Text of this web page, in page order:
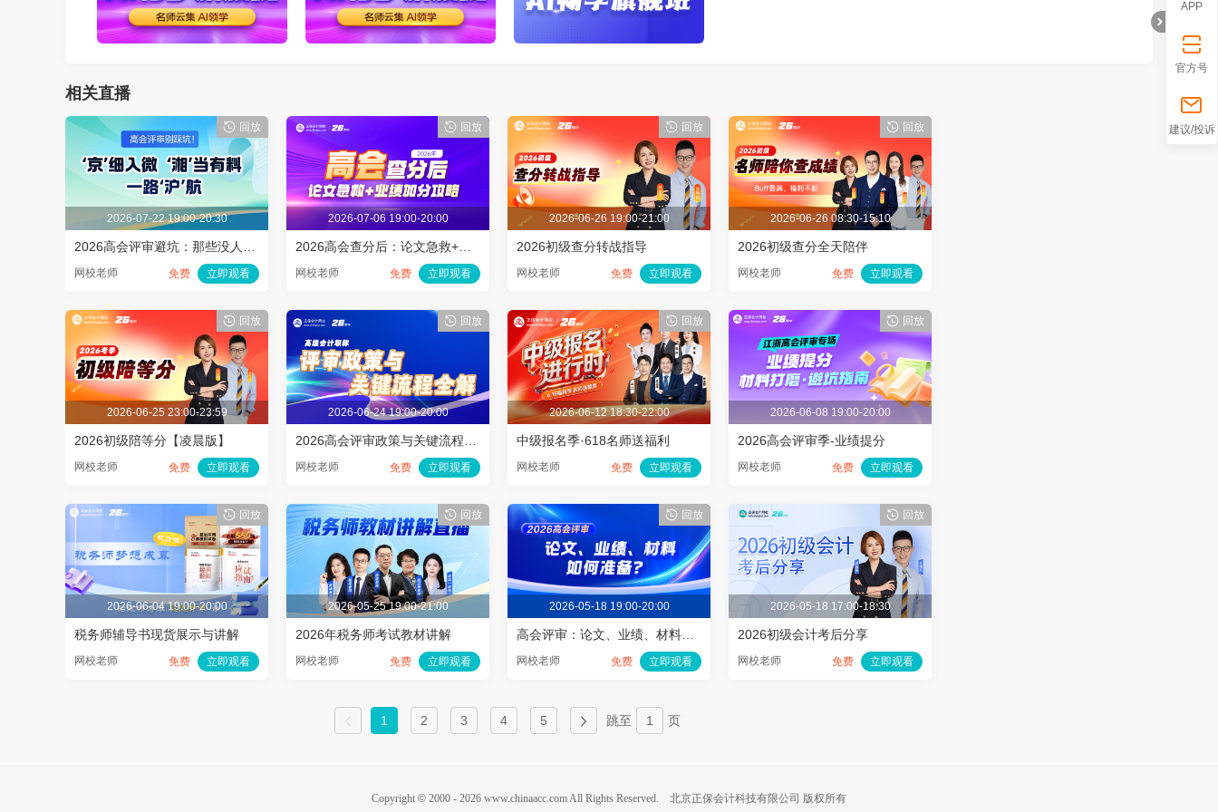
播放
相关直播
2026-07-22 19:00-20:30
网校老师 免费 立即观看
回放
2026-07-06 19:00-20:00
网校老师 免费 立即观看
回放
2026-06-26 19:00-21:00
2026初级查分转战指导
网校老师 免费 立即观看
回放
2026-06-26 08:30-15:10
2026初级查分全天陪伴
网校老师 免费 立即观看
回放
2026-06-25 23:00-23:59
2026初级陪等分【凌晨版】
网校老师 免费 立即观看
回放
2026-06-24 19:00-20:00
网校老师 免费 立即观看
回放
2026-06-12 18:30-22:00
中级报名季·618名师送福利
网校老师 免费 立即观看
回放
2026-06-08 19:00-20:00
2026高会评审季-业绩提分
网校老师 免费 立即观看
回放
2026-06-04 19:00-20:00
税务师辅导书现货展示与讲解
网校老师 免费 立即观看
回放
2026-05-25 19:00-21:00
2026年税务师考试教材讲解
网校老师 免费 立即观看
回放
2026-05-18 19:00-20:00
网校老师 免费 立即观看
回放
2026-05-18 17:00-18:30
2026初级会计考后分享
网校老师 免费 立即观看
回放
1 2 3 4 5 跳至 页
Copyright © 2000 - 2026 www.chinaacc.com All Rights Reserved. 北京正保会计科技有限公司 版权所有
APP
官方号
建议/投诉